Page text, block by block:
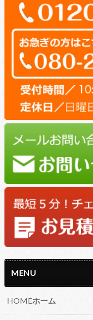
MENU
HOMEホーム